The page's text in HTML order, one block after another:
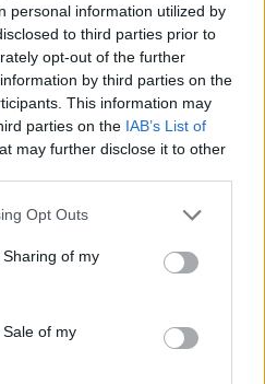
personal information utilized by
to third parties prior to
opt-out of the further
by third parties on the
This information may
parties on the IAB’s List of
may further disclose it to other
Opt Outs
of my
of my
ban? Itt van az összes
szünet